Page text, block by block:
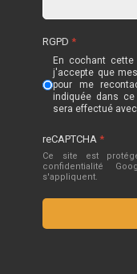
RGPD*
En cochant
j'accepte que
pour me
indiquée dans
sera effectué
reCAPTCHA*
Ce site est
confidentialité
s'appliquent.